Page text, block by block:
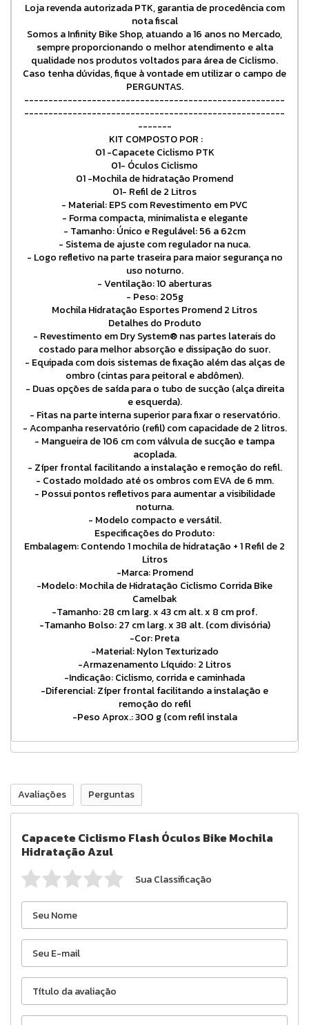
Loja revenda autorizada PTK, garantia de procedência com
nota fiscal
Somos a Infinity Bike Shop, atuando a 16 anos no Mercado,
sempre proporcionando o melhor atendimento e alta
qualidade nos produtos voltados para área de Ciclismo.
Caso tenha dúvidas, fique à vontade em utilizar o campo de
PERGUNTAS.
------------------------------------------------------
------------------------------------------------------
-------
KIT COMPOSTO POR :
01 -Capacete Ciclismo PTK
01- Óculos Ciclismo
01 -Mochila de hidratação Promend
01- Refil de 2 Litros
- Material: EPS com Revestimento em PVC
- Forma compacta, minimalista e elegante
- Tamanho: Único e Regulável: 56 a 62cm
- Sistema de ajuste com regulador na nuca.
- Logo refletivo na parte traseira para maior segurança no
uso noturno.
- Ventilação: 10 aberturas
- Peso: 205g
Mochila Hidratação Esportes Promend 2 Litros
Detalhes do Produto
- Revestimento em Dry System® nas partes laterais do
costado para melhor absorção e dissipação do suor.
- Equipada com dois sistemas de fixação além das alças de
ombro (cintas para peitoral e abdômen).
- Duas opções de saída para o tubo de sucção (alça direita
e esquerda).
- Fitas na parte interna superior para fixar o reservatório.
- Acompanha reservatório (refil) com capacidade de 2 litros.
- Mangueira de 106 cm com válvula de sucção e tampa
acoplada.
- Zíper frontal facilitando a instalação e remoção do refil.
- Costado moldado até os ombros com EVA de 6 mm.
- Possui pontos refletivos para aumentar a visibilidade
noturna.
- Modelo compacto e versátil.
Especificações do Produto:
Embalagem: Contendo 1 mochila de hidratação + 1 Refil de 2
Litros
-Marca: Promend
-Modelo: Mochila de Hidratação Ciclismo Corrida Bike
Camelbak
-Tamanho: 28 cm larg. x 43 cm alt. x 8 cm prof.
-Tamanho Bolso: 27 cm larg. x 38 alt. (com divisória)
-Cor: Preta
-Material: Nylon Texturizado
-Armazenamento Líquido: 2 Litros
-Indicação: Ciclismo, corrida e caminhada
-Diferencial: Zíper frontal facilitando a instalação e
remoção do refil
-Peso Aprox.: 300 g (com refil instala
Avaliações Perguntas
Capacete Ciclismo Flash Óculos Bike Mochila
Hidratação Azul
Sua Classificação